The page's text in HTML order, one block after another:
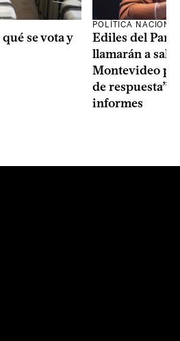
se vota y
POLÍTICA
Ediles del
llamarán a sala
Montevideo
de respuesta”
informes